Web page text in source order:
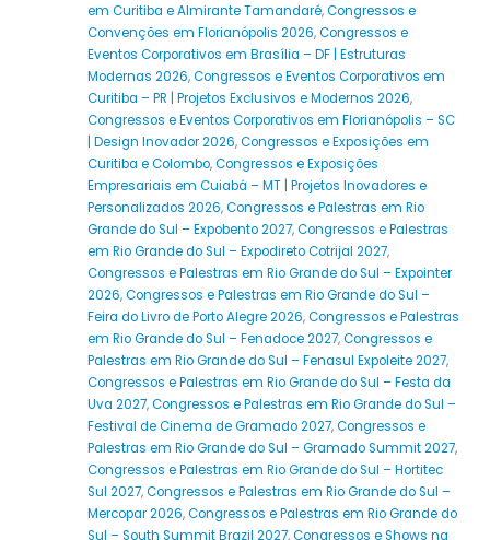
em Curitiba e Almirante Tamandaré,Congressos e
Convenções em Florianópolis 2026,Congressos e
Eventos Corporativos em Brasília – DF | Estruturas
Modernas 2026,Congressos e Eventos Corporativos em
Curitiba – PR | Projetos Exclusivos e Modernos 2026,
Congressos e Eventos Corporativos em Florianópolis – SC
| Design Inovador 2026,Congressos e Exposições em
Curitiba e Colombo,Congressos e Exposições
Empresariais em Cuiabá – MT | Projetos Inovadores e
Personalizados 2026,Congressos e Palestras em Rio
Grande do Sul – Expobento 2027,Congressos e Palestras
em Rio Grande do Sul – Expodireto Cotrijal 2027,
Congressos e Palestras em Rio Grande do Sul – Expointer
2026,Congressos e Palestras em Rio Grande do Sul –
Feira do Livro de Porto Alegre 2026,Congressos e Palestras
em Rio Grande do Sul – Fenadoce 2027,Congressos e
Palestras em Rio Grande do Sul – Fenasul Expoleite 2027,
Congressos e Palestras em Rio Grande do Sul – Festa da
Uva 2027,Congressos e Palestras em Rio Grande do Sul –
Festival de Cinema de Gramado 2027,Congressos e
Palestras em Rio Grande do Sul – Gramado Summit 2027,
Congressos e Palestras em Rio Grande do Sul – Hortitec
Sul 2027,Congressos e Palestras em Rio Grande do Sul –
Mercopar 2026,Congressos e Palestras em Rio Grande do
Sul – South Summit Brazil 2027,Congressos e Shows na